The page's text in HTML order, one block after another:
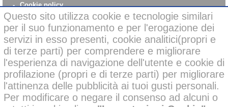
- Cookie policy
- WhistleBlowing
Parità di Genere
Pagamenti sicuri con carta di credito on-line
Questo sito utilizza cookie e tecnologie similari
per il suo funzionamento e per l'erogazione dei
servizi in esso presenti, cookie analitici(propri e
di terze parti) per comprendere e migliorare
l'esperienza di navigazione dell'utente e cookie di
profilazione (propri e di terze parti) per migliorare
l'attinenza delle pubblicità ai tuoi gusti personali.
Per modificare o negare il consenso ad alcuni o